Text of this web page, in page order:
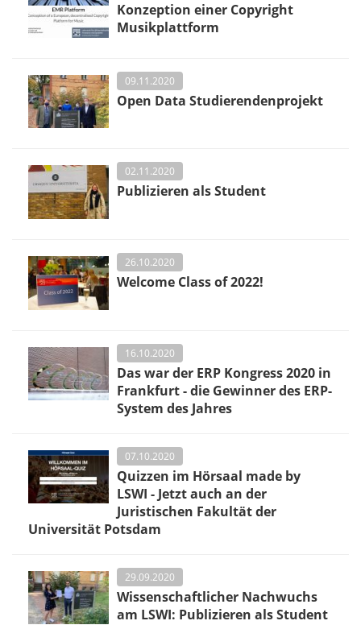
Konzeption einer Copyright
Musikplattform
09.11.2020
Open Data Studierendenprojekt
02.11.2020
Publizieren als Student
26.10.2020
Welcome Class of 2022!
16.10.2020
Das war der ERP Kongress 2020 in
Frankfurt - die Gewinner des ERP-
System des Jahres
07.10.2020
Quizzen im Hörsaal made by
LSWI - Jetzt auch an der
Juristischen Fakultät der
Universität Potsdam
29.09.2020
Wissenschaftlicher Nachwuchs
am LSWI: Publizieren als Student